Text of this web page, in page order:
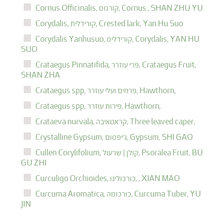
Cornus Officinalis,
קורנוס, Cornus , SHAN ZHU YU
Corydalis,
קורידלית, Crested lark, Yan Hu Suo
Corydalis Yanhusuo,
קורידליס, Corydalis, YAN HU
SUO
Crataegus Pinnatifida,
פרי עוזרר, Crataegus Fruit,
SHAN ZHA
Crataegus spp,
פרחים ועלי עוזרר, Hawthorn,
Crataegus spp,
פירות עוזרר, Hawthorn,
Crataeva nurvala,
קראטאיבה, Three leaved caper,
Crystalline Gypsum,
ג'יפסום, Gypsum, SHI GAO
Cullen Corylifolium,
קולן | שרעול, Psoralea Fruit, BU
GU ZHI
Curculigo Orchioides,
כורכוליגו, , XIAN MAO
Curcuma Aromatica,
כורכומה, Curcuma Tuber, YU
JIN